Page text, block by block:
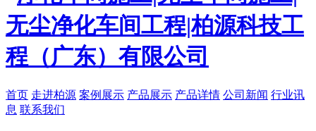
首页 走进柏源 案例展示 产品展示 产品详情 公司新闻 行业讯
息 联系我们